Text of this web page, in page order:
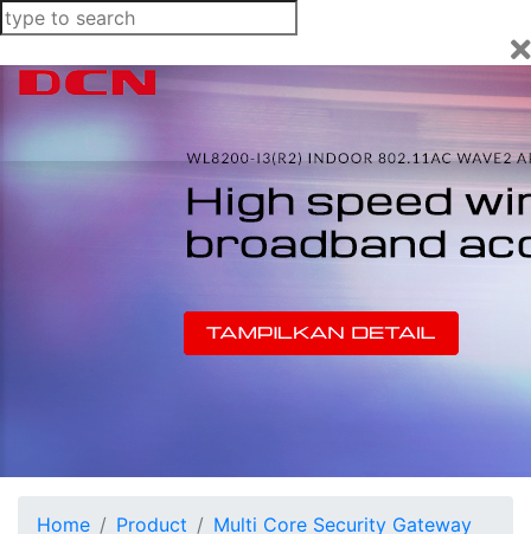
Home Product Multi Core Security Gateway